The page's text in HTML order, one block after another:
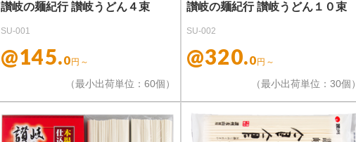
讃岐の麺紀行 讃岐うどん４束
SU-001
@145.0円～
（最小出荷単位：60個）
讃岐の麺紀行 讃岐うどん１０束
SU-002
@320.0円～
（最小出荷単位：30個）